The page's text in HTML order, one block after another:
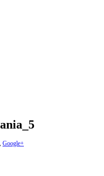
, Google+